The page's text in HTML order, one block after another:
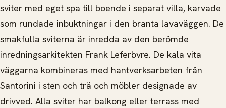
sviter med eget spa till boende i separat villa, karvade
som rundade inbuktningar i den branta lavaväggen. De
smakfulla sviterna är inredda av den berömde
inredningsarkitekten Frank Leferbvre. De kala vita
väggarna kombineras med hantverksarbeten från
Santorini i sten och trä och möbler designade av
drivved. Alla sviter har balkong eller terrass med